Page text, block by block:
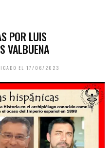
POR LUIS
VALBUENA
EL 17/06/2023